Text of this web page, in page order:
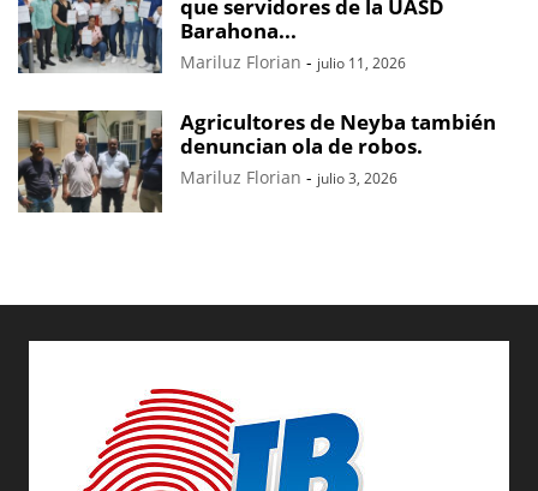
que servidores de la UASD
Barahona...
Mariluz Florian - julio 11, 2026
Agricultores de Neyba también
denuncian ola de robos.
Mariluz Florian - julio 3, 2026